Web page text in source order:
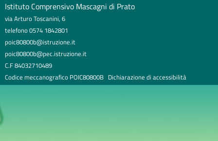
Istituto Comprensivo Mascagni di Prato
via Arturo Toscanini, 6
telefono 0574 1842801
poic80800b@istruzione.it
poic80800b@pec.istruzione.it
C.F 84032710489
Codice meccanografico POIC80800B Dichiarazione di accessibilità